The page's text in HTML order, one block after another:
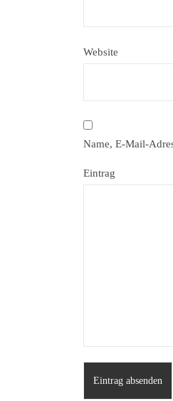
Website
Name, E-Mail-
Eintrag